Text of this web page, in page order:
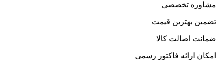
مشاوره تخصصی
تضمین بهترین قیمت
ضمانت اصالت کالا
امکان ارائه فاکتور رسمی